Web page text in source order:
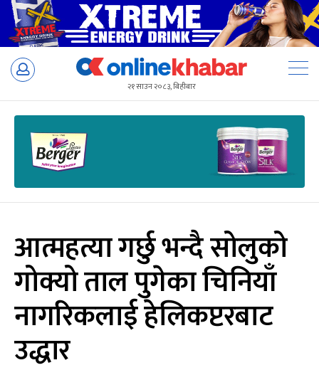
Skip
२१ साउन २०८३, बिहीबार
आत्महत्या गर्छु भन्दै सोलुको
गोक्यो ताल पुगेका चिनियाँ
नागरिकलाई हेलिकप्टरबाट
उद्धार